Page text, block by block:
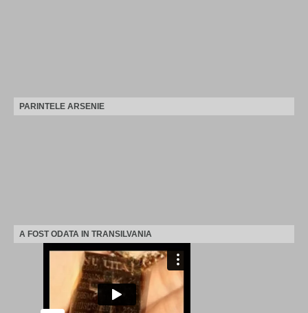
PARINTELE ARSENIE
A FOST ODATA IN TRANSILVANIA